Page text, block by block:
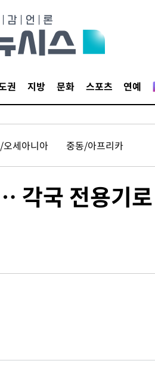
권 지방 문화 스포츠 연예
오세아니아 중동/아프리카
각국 전용기